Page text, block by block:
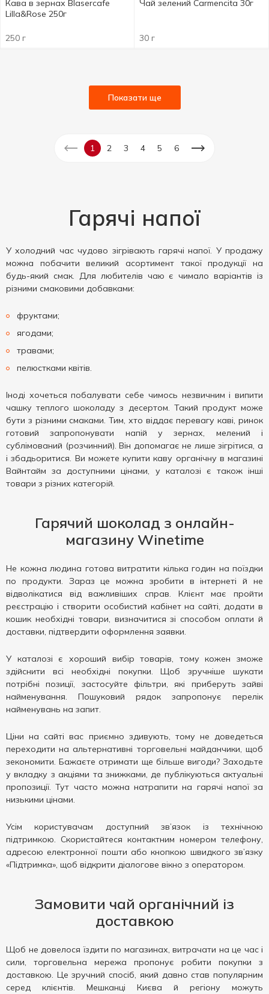
Кава в зернах Blasercafe
Lilla&Rose 250г
250 г
Чай зелений Carmencita 30г
30 г
Показати ще
1 2 3 4 5 6
Гарячі напої
У холодний час чудово зігрівають гарячі напої. У продажу
можна побачити великий асортимент такої продукції на
будь-який смак. Для любителів чаю є чимало варіантів із
різними смаковими добавками:
фруктами;
ягодами;
травами;
пелюстками квітів.
Іноді хочеться побалувати себе чимось незвичним і випити
чашку теплого шоколаду з десертом. Такий продукт може
бути з різними смаками. Тим, хто віддає перевагу каві, ринок
готовий запропонувати напій у зернах, мелений і
сублімований (розчинний). Він допомагає не лише зігрітися, а
і збадьоритися. Ви можете купити каву органічну в магазині
Вайнтайм за доступними цінами, у каталозі є також інші
товари з різних категорій.
Гарячий шоколад з онлайн-
магазину Winetime
Не кожна людина готова витратити кілька годин на поїздки
по продукти. Зараз це можна зробити в інтернеті й не
відволікатися від важливіших справ. Клієнт має пройти
реєстрацію і створити особистий кабінет на сайті, додати в
кошик необхідні товари, визначитися зі способом оплати й
доставки, підтвердити оформлення заявки.
У каталозі є хороший вибір товарів, тому кожен зможе
здійснити всі необхідні покупки. Щоб зручніше шукати
потрібні позиції, застосуйте фільтри, які приберуть зайві
найменування. Пошуковий рядок запропонує перелік
найменувань на запит.
Ціни на сайті вас приємно здивують, тому не доведеться
переходити на альтернативні торговельні майданчики, щоб
зекономити. Бажаєте отримати ще більше вигоди? Заходьте
у вкладку з акціями та знижками, де публікуються актуальні
пропозиції. Тут часто можна натрапити на гарячі напої за
низькими цінами.
Усім користувачам доступний зв’язок із технічною
підтримкою. Скористайтеся контактним номером телефону,
адресою електронної пошти або кнопкою швидкого зв’язку
«Підтримка», щоб відкрити діалогове вікно з оператором.
Замовити чай органічний із
доставкою
Щоб не довелося їздити по магазинах, витрачати на це час і
сили, торговельна мережа пропонує робити покупки з
доставкою. Це зручний спосіб, який давно став популярним
серед клієнтів. Мешканці Києва й регіону можуть